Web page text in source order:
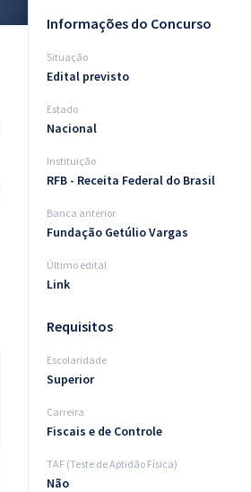
Informações do Concurso
Situação
Edital previsto
Estado
Nacional
Instituição
RFB - Receita Federal do Brasil
Banca anterior
Fundação Getúlio Vargas
Último edital
Link
Requisitos
Escolaridade
Superior
Carreira
Fiscais e de Controle
TAF (Teste de Aptidão Física)
Não